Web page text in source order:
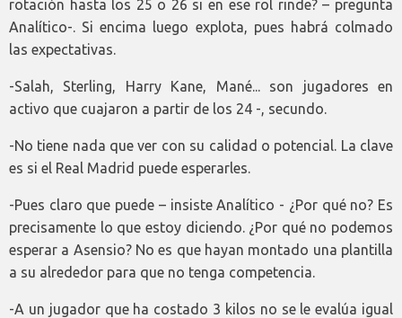
rotación hasta los 25 o 26 si en ese rol rinde? – pregunta
Analítico-. Si encima luego explota, pues habrá colmado
las expectativas.
-Salah, Sterling, Harry Kane, Mané... son jugadores en
activo que cuajaron a partir de los 24 -, secundo.
-No tiene nada que ver con su calidad o potencial. La clave
es si el Real Madrid puede esperarles.
-Pues claro que puede – insiste Analítico - ¿Por qué no? Es
precisamente lo que estoy diciendo. ¿Por qué no podemos
esperar a Asensio? No es que hayan montado una plantilla
a su alrededor para que no tenga competencia.
-A un jugador que ha costado 3 kilos no se le evalúa igual